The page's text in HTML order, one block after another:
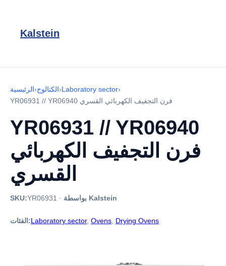
Kalstein
الرئيسية›الكتالوج›Laboratory sector›
YR06931 // YR06940 فرن التجفيف الكهربائي القسري
YR06931 // YR06940
فرن التجفيف الكهربائي
القسري
SKU:YR06931 · بواسطة Kalstein
الفئات:Laboratory sector, Ovens Drying Ovens